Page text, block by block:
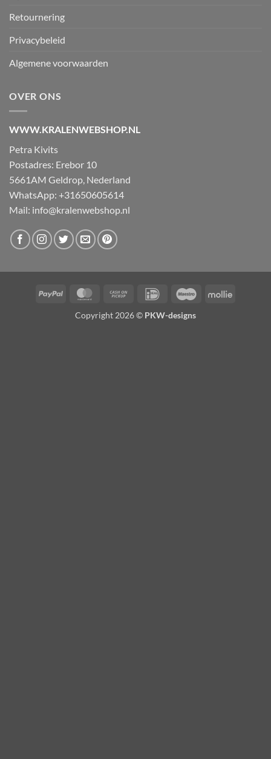
Retournering
Privacybeleid
Algemene voorwaarden
OVER ONS
WWW.KRALENWEBSHOP.NL
Petra Kivits
Postadres: Erebor 10
5661AM Geldrop, Nederland
WhatsApp: +31650605614
Mail: info@kralenwebshop.nl
PayPal MasterCardCash
Pickup
IDeal Maestro Mollie
Copyright 2026 © PKW-designs